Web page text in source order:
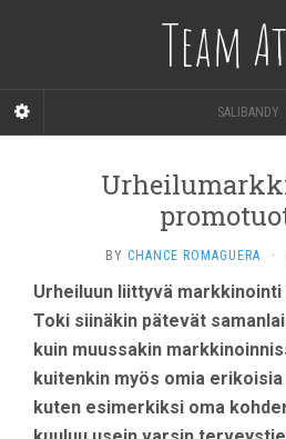
Team
SALIBANDY
BY CHANCE ROMAGUERA ·
Urheiluun liittyvä markkinointi
Toki siinäkin pätevät
kuin muussakin
kuitenkin myös omia
kuten esimerkiksi oma